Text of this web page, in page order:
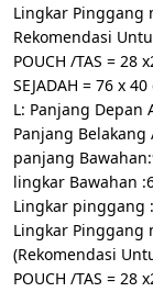
Lingkar Pinggang
Rekomendasi
POUCH /TAS = 28
SEJADAH = 76 x 40
L: Panjang Depan
Panjang Belakang
panjang
lingkar Bawahan
Lingkar pinggang
Lingkar Pinggang
(Rekomendasi
POUCH /TAS = 28